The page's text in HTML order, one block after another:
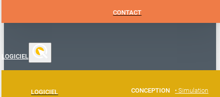
CONTACT
LOGICIEL
LOGICIEL CONCEPTION
• Simulation